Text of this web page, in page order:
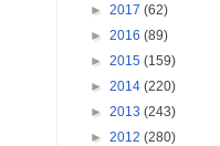
► 2017 (62)
► 2016 (89)
► 2015 (159)
► 2014 (220)
► 2013 (243)
► 2012 (280)